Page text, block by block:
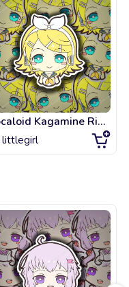
Vocaloid Kagamine Rin (V2 Design)
littlegirl